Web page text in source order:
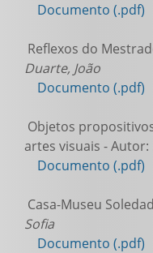
Documento (.pdf)
Reflexos do
Duarte, João
Documento (.pdf)
Objetos
artes visuais - Autor:
Documento (.pdf)
Casa-Museu
Sofia
Documento (.pdf)